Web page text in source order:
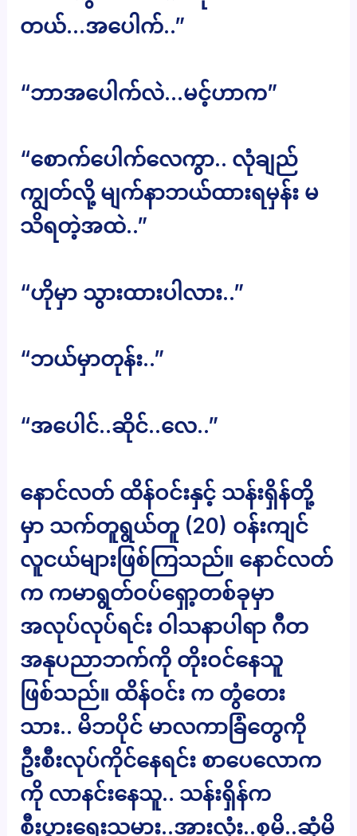
တယ်…အပေါက်..”
“ဘာအပေါက်လဲ…မင့်ဟာက”
“စောက်ပေါက်လေကွာ.. လုံချည်
ကျွတ်လို့ မျက်နာဘယ်ထားရမှန်း မ
သိရတဲ့အထဲ..”
“ဟိုမှာ သွားထားပါလား..”
“ဘယ်မှာတုန်း..”
“အပေါင်..ဆိုင်..လေ..”
နောင်လတ် ထိန်ဝင်းနှင့် သန်းရှိန်တို့
မှာ သက်တူရွယ်တူ (20) ဝန်းကျင်
လူငယ်များဖြစ်ကြသည်။ နောင်လတ်
က ကမာရွတ်ဝပ်ရှော့တစ်ခုမှာ
အလုပ်လုပ်ရင်း ဝါသနာပါရာ ဂီတ
အနုပညာဘက်ကို တိုးဝင်နေသူ
ဖြစ်သည်။ ထိန်ဝင်း က တွံတေး
သား.. မိဘပိုင် မာလကာခြံတွေကို
ဦးစီးလုပ်ကိုင်နေရင်း စာပေလောက
ကို လာနင်းနေသူ.. သန်းရှိန်က
စီးပွားရေးသမား..အားလုံး..စုမိ..ဆုံမိ